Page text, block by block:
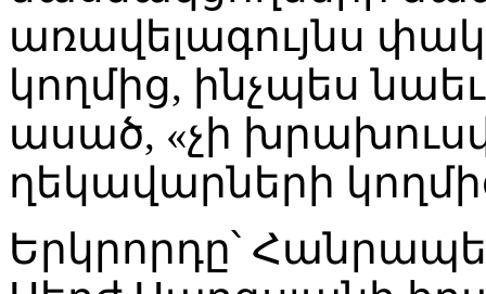
առավելագույնս
կողմից, ինչպես
ասած, «չի
ղեկավարների
Երկրորդը՝